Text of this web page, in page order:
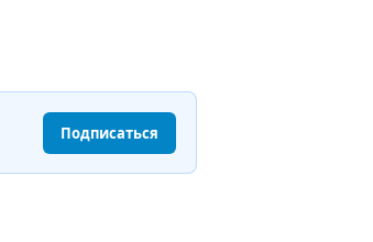
Подписаться